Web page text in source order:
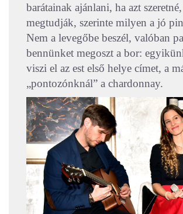
barátainak ajánlani, ha azt
megtudják, szerinte milyen a jó
Nem a levegőbe beszél, valóban
bennünket megoszt a bor:
viszi el az est első helye címet, a
„pontozónknál” a chardonnay.